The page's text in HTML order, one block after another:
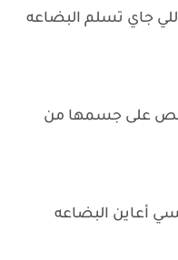
جاي تسلم البضاعه
على جسمها من
أعاين البضاعه